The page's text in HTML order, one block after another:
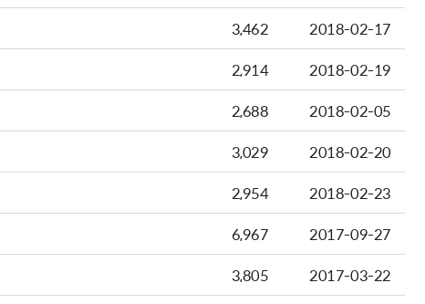
3,462
2018-02-17
2,914
2018-02-19
2,688
2018-02-05
3,029
2018-02-20
2,954
2018-02-23
6,967
2017-09-27
3,805
2017-03-22